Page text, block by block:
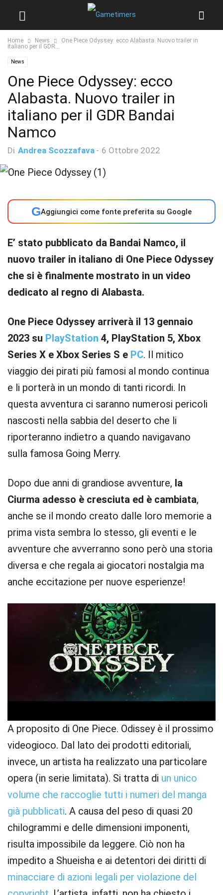
Home News
One Piece Odyssey: ecco Alabasta. Nuovo trailer in
italiano per il GDR...
News
One Piece Odyssey: ecco
Alabasta. Nuovo trailer in
italiano per il GDR Bandai
Namco
Di Andrea Scozzafava - 6 Ottobre 2022
GAggiungici come fonte preferita su Google
E’ stato pubblicato da Bandai Namco, il
nuovo trailer in italiano di One Piece Odyssey
che si è finalmente mostrato in un video
dedicato al regno di Alabasta.
One Piece Odyssey arriverà il 13 gennaio
2023 su PlayStation 4, PlayStation 5, Xbox
Series X e Xbox Series S e PC. Il mitico
viaggio dei pirati più famosi al mondo continua
e li porterà in un mondo di tanti ricordi. In
questa avventura ci saranno numerosi pericoli
nascosti nella sabbia del deserto che li
riporteranno indietro a quando navigavano
sulla famosa Going Merry.
Dopo due anni di grandiose avventure, la
Ciurma adesso è cresciuta ed è cambiata,
anche se il mondo creato dalle loro memorie a
prima vista sembra lo stesso, gli eventi e le
avventure che avverranno sono però una storia
diversa e che regala ai giocatori nostalgia ma
anche eccitazione per nuove esperienze!
A proposito di One Piece. Odissey è il prossimo
videogioco. Dal lato dei prodotti editoriali,
invece, un artista ha realizzato una particolare
opera (in serie limitata). Si tratta di un unico
volume che raccoglie tutti i numeri del manga
già pubblicati. A causa del peso di quasi 20
chilogrammi e delle dimensioni imponenti,
risulta impossibile da leggere. Ciò non ha
impedito a Shueisha e ai detentori dei diritti di
minacciare di azioni legali per violazione del